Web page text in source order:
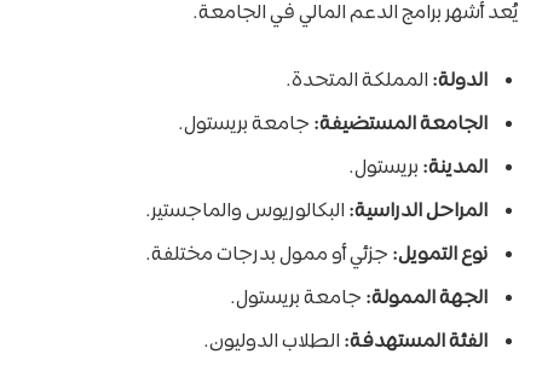
يُعد أشهر برامج الدعم المالي في الجامعة.
الدولة: المملكة المتحدة.
الجامعة المستضيفة: جامعة بريستول.
المدينة: بريستول.
المراحل الدراسية: البكالوريوس والماجستير.
نوع التمويل: جزئي أو ممول بدرجات مختلفة.
الجهة الممولة: جامعة بريستول.
الفئة المستهدفة: الطلاب الدوليون.